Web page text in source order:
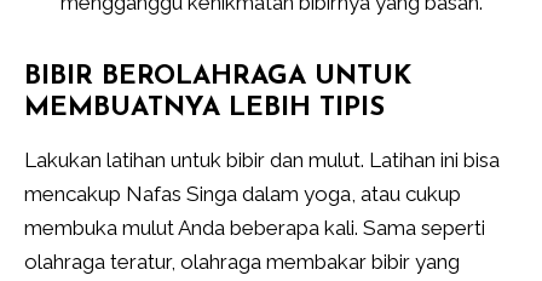
BIBIR BEROLAHRAGA UNTUK
MEMBUATNYA LEBIH TIPIS
Lakukan latihan untuk bibir dan mulut. Latihan ini bisa
mencakup Nafas Singa dalam yoga, atau cukup
membuka mulut Anda beberapa kali. Sama seperti
olahraga teratur, olahraga membakar bibir yang